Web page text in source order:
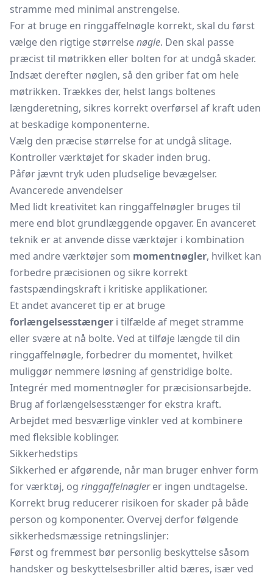
stramme med minimal anstrengelse.
For at bruge en ringgaffelnøgle korrekt, skal du først
vælge den rigtige størrelsenøgle. Den skal passe
præcist til møtrikken eller bolten for at undgå skader.
Indsæt derefter nøglen, så den griber fat om hele
møtrikken. Trækkes der, helst langs boltenes
længderetning, sikres korrekt overførsel af kraft uden
at beskadige komponenterne.
Vælg den præcise størrelse for at undgå slitage.
Kontroller værktøjet for skader inden brug.
Påfør jævnt tryk uden pludselige bevægelser.
Avancerede anvendelser
Med lidt kreativitet kan ringgaffelnøgler bruges til
mere end blot grundlæggende opgaver. En avanceret
teknik er at anvende disse værktøjer i kombination
med andre værktøjer som momentnøgler, hvilket kan
forbedre præcisionen og sikre korrekt
fastspændingskraft i kritiske applikationer.
Et andet avanceret tip er at bruge
forlængelsesstænger i tilfælde af meget stramme
eller svære at nå bolte. Ved at tilføje længde til din
ringgaffelnøgle, forbedrer du momentet, hvilket
muliggør nemmere løsning af genstridige bolte.
Integrér med momentnøgler for præcisionsarbejde.
Brug af forlængelsesstænger for ekstra kraft.
Arbejdet med besværlige vinkler ved at kombinere
med fleksible koblinger.
Sikkerhedstips
Sikkerhed er afgørende, når man bruger enhver form
for værktøj, og ringgaffelnøglerer ingen undtagelse.
Korrekt brug reducerer risikoen for skader på både
person og komponenter. Overvej derfor følgende
sikkerhedsmæssige retningslinjer:
Først og fremmest bør personlig beskyttelse såsom
handsker og beskyttelsesbriller altid bæres, især ved